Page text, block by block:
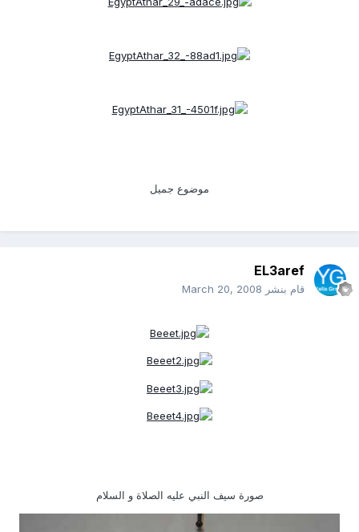
موضوع جميل
EL3aref
قام بنشر March 20, 2008
صورة سيف النبي عليه الصلاة و السلام